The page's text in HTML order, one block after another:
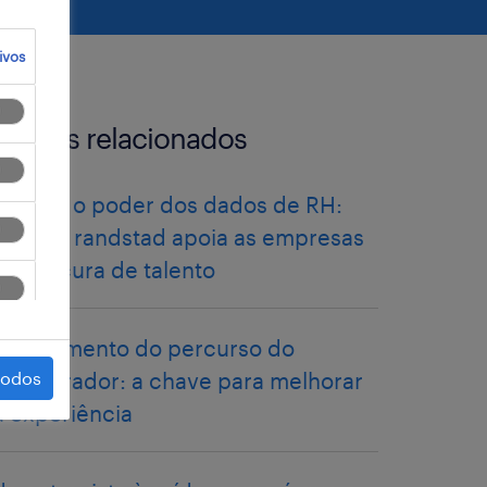
relacionados
o poder dos dados de RH:
a randstad apoia as empresas
procura de talento
do percurso do
a chave para melhorar
experiência